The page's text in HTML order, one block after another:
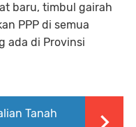
baru, timbul gairah
PPP di semua
ada di Provinsi
Tanah